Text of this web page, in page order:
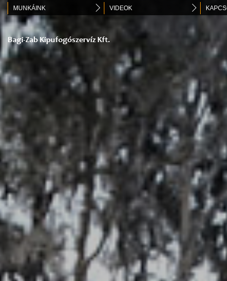
MUNKÁINK VIDEOK